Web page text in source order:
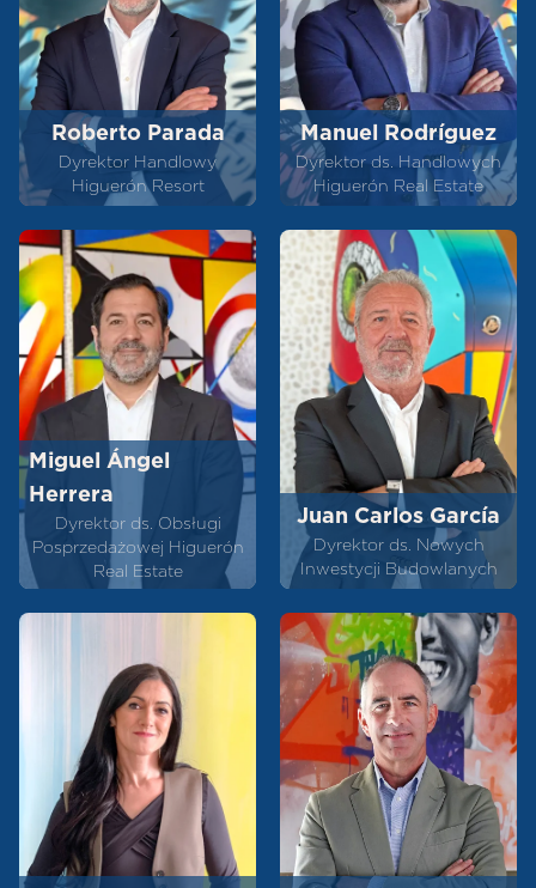
Roberto Parada
Dyrektor Handlowy
Higuerón Resort
Manuel Rodríguez
Dyrektor ds. Handlowych
Higuerón Real Estate
Miguel Ángel
Herrera
Dyrektor ds. Obsługi
Posprzedażowej Higuerón
Real Estate
Juan Carlos García
Dyrektor ds. Nowych
Inwestycji Budowlanych